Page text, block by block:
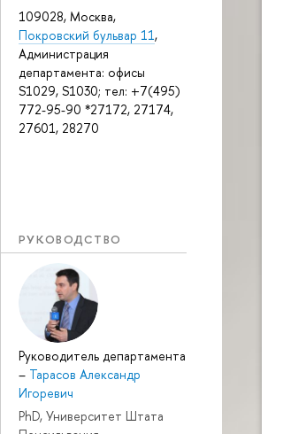
109028, Москва,
Покровский бульвар 11,
Администрация
департамента: офисы
S1029, S1030; тел: +7(495)
772-95-90 *27172, 27174,
27601, 28270
РУКОВОДСТВО
Руководитель департамента
– Тарасов Александр
Игоревич
PhD, Университет Штата